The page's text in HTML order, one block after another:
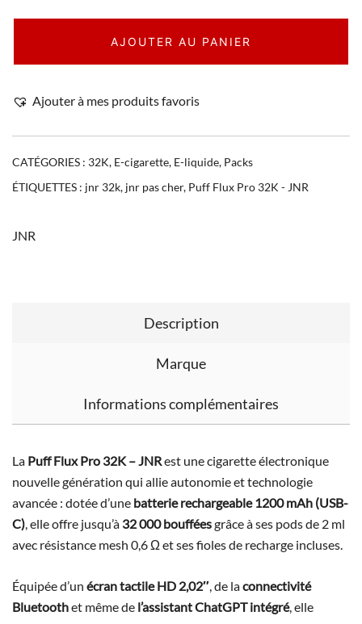
AJOUTER AU PANIER
Ajouter à mes produits favoris
CATÉGORIES : 32K, E-cigarette, E-liquide, Packs
ÉTIQUETTES : jnr 32k, jnr pas cher, Puff Flux Pro 32K - JNR
JNR
Description
Marque
Informations complémentaires
La Puff Flux Pro 32K – JNRest une cigarette électronique
nouvelle génération qui allie autonomie et technologie
avancée : dotée d’une batterie rechargeable 1200 mAh (USB-
C), elle offre jusqu’à 32 000 boufféesgrâce à ses pods de 2 ml
avec résistance mesh 0,6 Ω et ses fioles de recharge incluses.
Équipée d’un écran tactile HD 2,02″, de laconnectivité
Bluetoothet même de l’assistant ChatGPT intégré, elle